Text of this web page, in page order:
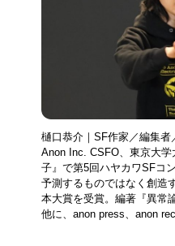
樋口恭介｜SF作家／編集者
Anon Inc. CSFO、東京大
子』で第5回ハヤカワSFコ
予測するものではなく創造
本大賞を受賞。編著『異常
他に、anon press、anon